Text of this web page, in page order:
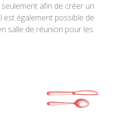
afin de créer un
est également possible de
salle de réunion pour les